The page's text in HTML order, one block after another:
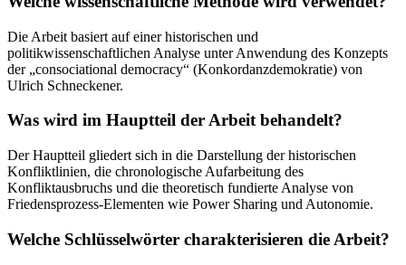
Die Arbeit basiert auf einer historischen und
politikwissenschaftlichen Analyse unter Anwendung des Konzepts
der „consociational democracy“ (Konkordanzdemokratie) von
Ulrich Schneckener.
Was wird im Hauptteil der Arbeit behandelt?
Der Hauptteil gliedert sich in die Darstellung der historischen
Konfliktlinien, die chronologische Aufarbeitung des
Konfliktausbruchs und die theoretisch fundierte Analyse von
Friedensprozess-Elementen wie Power Sharing und Autonomie.
Welche Schlüsselwörter charakterisieren die Arbeit?